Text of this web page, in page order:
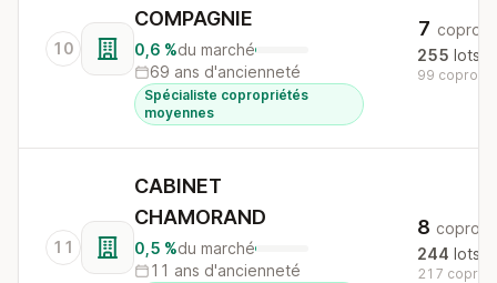
10
COMPAGNIE
0,6 %du marché
69 ans d'ancienneté
Spécialiste copropriétés
moyennes
7 copros
255 lots
99 copros
11
CABINET
CHAMORAND
0,5 %du marché
11 ans d'ancienneté
8 copros
244 lots
217 copros